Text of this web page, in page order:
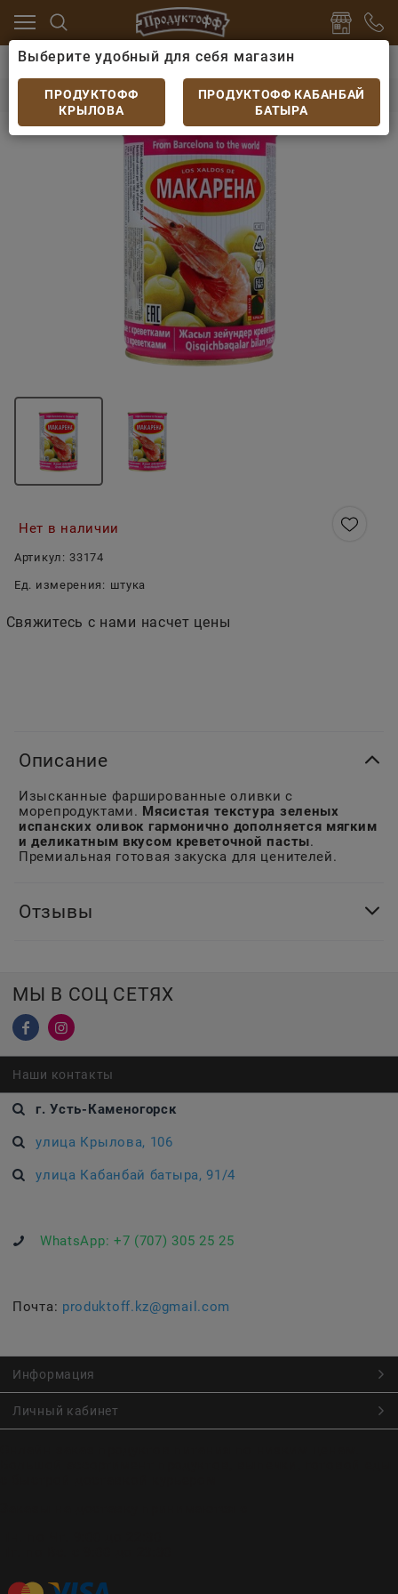
Маслины, оливки, каперсы консервированные
Оливки Makarena зеленые с креветкой 300мл
Нет в наличии
Артикул: 33174
Ед. измерения: штука
Свяжитесь с нами насчет цены
Описание
Изысканные фаршированные оливки с
морепродуктами. Мясистая текстура зеленых
испанских оливок гармонично дополняется мягким
и деликатным вкусом креветочной пасты.
Премиальная готовая закуска для ценителей.
Отзывы
МЫ В СОЦ СЕТЯХ
Наши контакты
г. Усть-Каменогорск
улица Крылова, 106
улица Кабанбай батыра, 91/4
WhatsApp: +7 (707) 305 25 25
Почта: produktoff.kz@gmail.com
Информация
Личный кабинет
Выберите удобный для себя магазин
ПРОДУКТОФФ
КРЫЛОВА
ПРОДУКТОФФ КАБАНБАЙ
БАТЫРА